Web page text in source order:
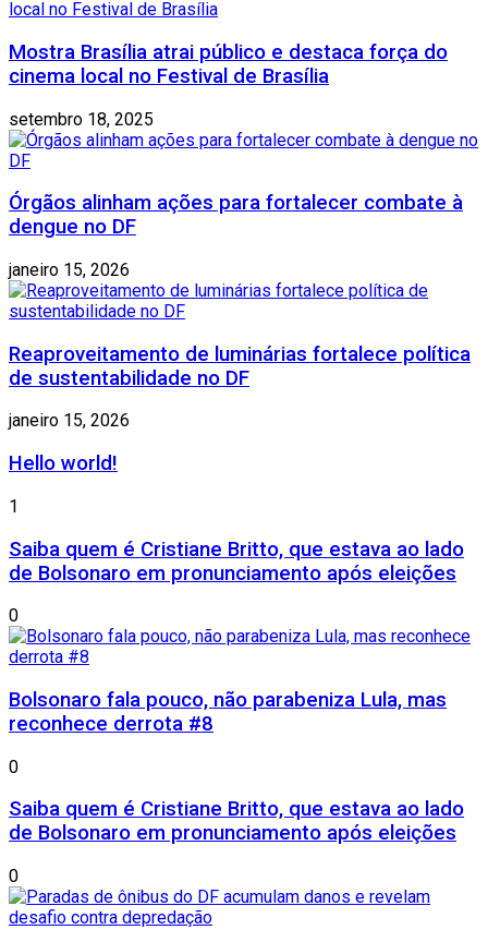
Mostra Brasília atrai público e destaca força do
cinema local no Festival de Brasília
setembro 18, 2025
Órgãos alinham ações para fortalecer combate à
dengue no DF
janeiro 15, 2026
Reaproveitamento de luminárias fortalece política
de sustentabilidade no DF
janeiro 15, 2026
Hello world!
1
Saiba quem é Cristiane Britto, que estava ao lado
de Bolsonaro em pronunciamento após eleições
0
Bolsonaro fala pouco, não parabeniza Lula, mas
reconhece derrota #8
0
Saiba quem é Cristiane Britto, que estava ao lado
de Bolsonaro em pronunciamento após eleições
0